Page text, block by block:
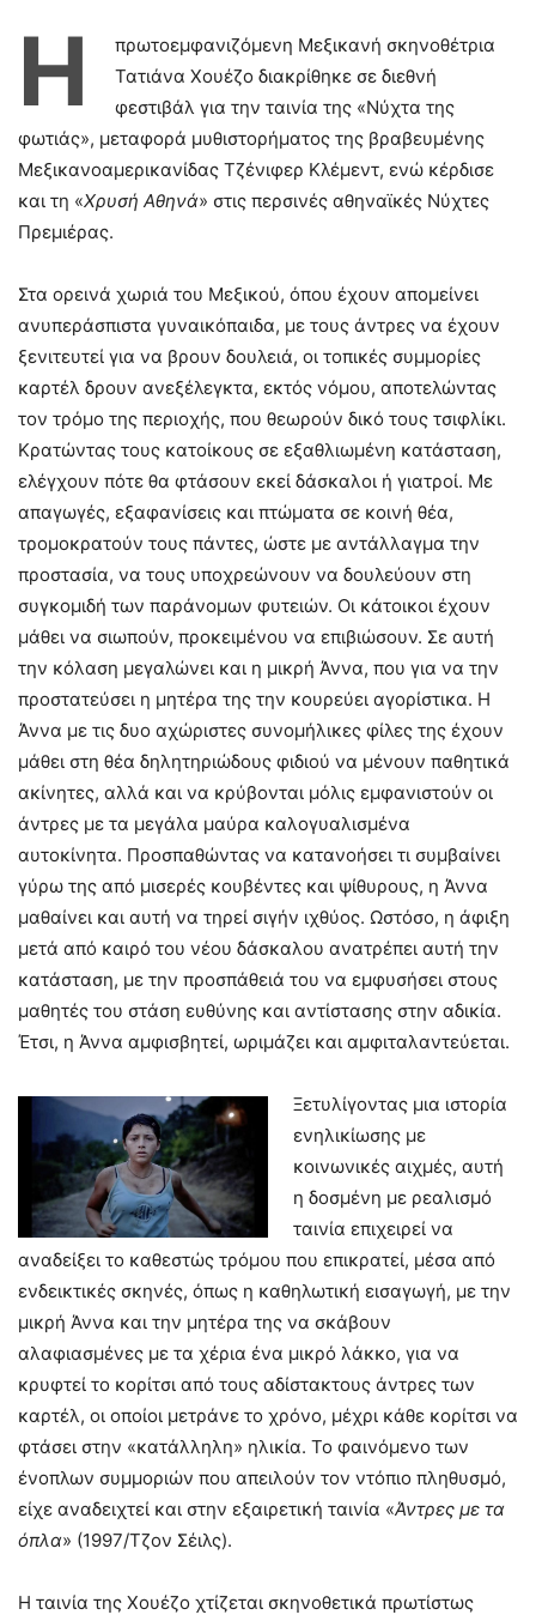
Η
πρωτοεμφανιζόμενη Μεξικανή σκηνοθέτρια
Τατιάνα Χουέζο διακρίθηκε σε διεθνή
φεστιβάλ για την ταινία της «Νύχτα της
φωτιάς», μεταφορά μυθιστορήματος της βραβευμένης
Μεξικανοαμερικανίδας Τζένιφερ Κλέμεντ, ενώ κέρδισε
και τη «Χρυσή Αθηνά» στις περσινές αθηναϊκές Νύχτες
Πρεμιέρας.
Στα ορεινά χωριά του Μεξικού, όπου έχουν απομείνει
ανυπεράσπιστα γυναικόπαιδα, με τους άντρες να έχουν
ξενιτευτεί για να βρουν δουλειά, οι τοπικές συμμορίες
καρτέλ δρουν ανεξέλεγκτα, εκτός νόμου, αποτελώντας
τον τρόμο της περιοχής, που θεωρούν δικό τους τσιφλίκι.
Κρατώντας τους κατοίκους σε εξαθλιωμένη κατάσταση,
ελέγχουν πότε θα φτάσουν εκεί δάσκαλοι ή γιατροί. Με
απαγωγές, εξαφανίσεις και πτώματα σε κοινή θέα,
τρομοκρατούν τους πάντες, ώστε με αντάλλαγμα την
προστασία, να τους υποχρεώνουν να δουλεύουν στη
συγκομιδή των παράνομων φυτειών. Οι κάτοικοι έχουν
μάθει να σιωπούν, προκειμένου να επιβιώσουν. Σε αυτή
την κόλαση μεγαλώνει και η μικρή Άννα, που για να την
προστατεύσει η μητέρα της την κουρεύει αγορίστικα. Η
Άννα με τις δυο αχώριστες συνομήλικες φίλες της έχουν
μάθει στη θέα δηλητηριώδους φιδιού να μένουν παθητικά
ακίνητες, αλλά και να κρύβονται μόλις εμφανιστούν οι
άντρες με τα μεγάλα μαύρα καλογυαλισμένα
αυτοκίνητα. Προσπαθώντας να κατανοήσει τι συμβαίνει
γύρω της από μισερές κουβέντες και ψίθυρους, η Άννα
μαθαίνει και αυτή να τηρεί σιγήν ιχθύος. Ωστόσο, η άφιξη
μετά από καιρό του νέου δάσκαλου ανατρέπει αυτή την
κατάσταση, με την προσπάθειά του να εμφυσήσει στους
μαθητές του στάση ευθύνης και αντίστασης στην αδικία.
Έτσι, η Άννα αμφισβητεί, ωριμάζει και αμφιταλαντεύεται.
Ξετυλίγοντας μια ιστορία
ενηλικίωσης με
κοινωνικές αιχμές, αυτή
η δοσμένη με ρεαλισμό
ταινία επιχειρεί να
αναδείξει το καθεστώς τρόμου που επικρατεί, μέσα από
ενδεικτικές σκηνές, όπως η καθηλωτική εισαγωγή, με την
μικρή Άννα και την μητέρα της να σκάβουν
αλαφιασμένες με τα χέρια ένα μικρό λάκκο, για να
κρυφτεί το κορίτσι από τους αδίστακτους άντρες των
καρτέλ, οι οποίοι μετράνε το χρόνο, μέχρι κάθε κορίτσι να
φτάσει στην «κατάλληλη» ηλικία. Το φαινόμενο των
ένοπλων συμμοριών που απειλούν τον ντόπιο πληθυσμό,
είχε αναδειχτεί και στην εξαιρετική ταινία «Άντρες με τα
όπλα» (1997/Τζον Σέιλς).
Η ταινία της Χουέζο χτίζεται σκηνοθετικά πρωτίστως